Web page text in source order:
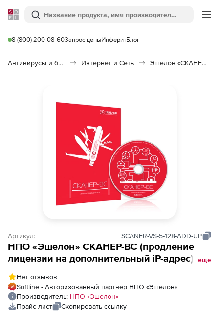
Softline
Поиск
8 (800) 200-08-60Запрос ценыИнферитБлог
Антивирусы и безопасность Интернет и Сеть Эшелон «СКАНЕР-ВС»
Артикул: SCANER-VS-5-128-ADD-UP
НПО «Эшелон» СКАНЕР-ВС (продление
лицензии на дополнительный iP-адрес),
адресов
еще
Нет отзывов
Softline - Авторизованный партнер НПО «Эшелон»
Производитель: НПО «Эшелон»
Прайс-лист
Скопировать ссылку